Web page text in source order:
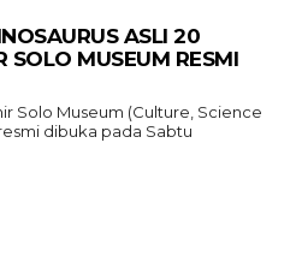
ASLI 20
SOLO MUSEUM RESMI
Solo Museum (Culture, Science
dibuka pada Sabtu